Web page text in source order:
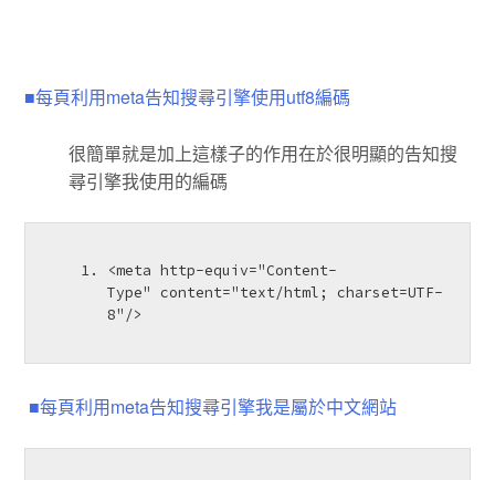
■每頁利用meta告知搜尋引擎使用utf8編碼
很簡單就是加上這樣子的作用在於很明顯的告知搜
尋引擎我使用的編碼
<meta http-equiv="Content-
Type"
content="text/html; charset=UTF-
8" />
■每頁利用meta告知搜尋引擎我是屬於中文網站